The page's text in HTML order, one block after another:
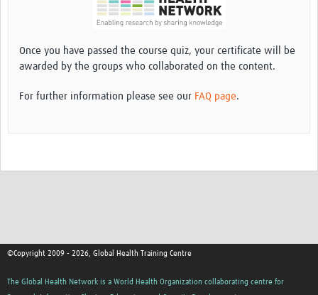
Once you have passed the course quiz, your certificate will be
awarded by the groups who collaborated on the content.
For further information please see our FAQ page.
©Copyright 2009 - 2026, Global Health Training Centre
The Global Health Network is a World Health Organization collaborating centre for